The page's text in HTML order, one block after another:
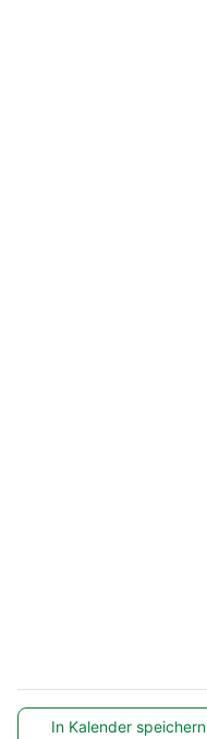
In Kalender speichern